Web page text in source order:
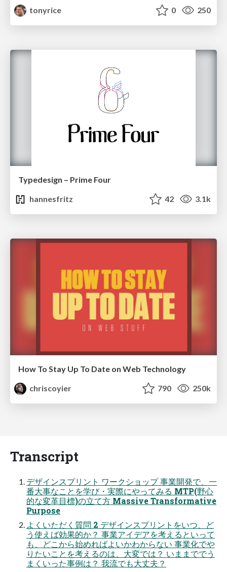
tonyrice
0 250
Typedesign – Prime Four
hannesfritz
42 3.1k
How To Stay Up To Date on Web Technology
chriscoyier
790 250k
Transcript
デザインスプリント ワークショップ 事業開発で、一
番大事なことを学び・実際にやってみる MTP(野心
的な変革目標)の立て方 Massive Transformative
Purpose
よくいただく質問 2 デザインスプリントをいつ、ど
う使えば効果的か？ 事業アイデアを考えるといって
も、どこから始めればよいかわからない 事業化でや
りたいことを考えるのは、大変では？ いままででう
まくいった事例は？ 我流でも大丈夫？